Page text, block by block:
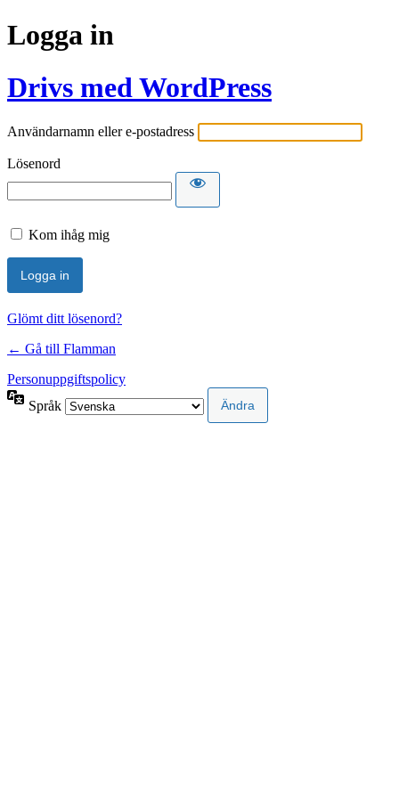
Logga in
Drivs med WordPress
Användarnamn eller e-postadress
Lösenord
Kom ihåg mig
Glömt ditt lösenord?
← Gå till Flamman
Personuppgiftspolicy
Språk